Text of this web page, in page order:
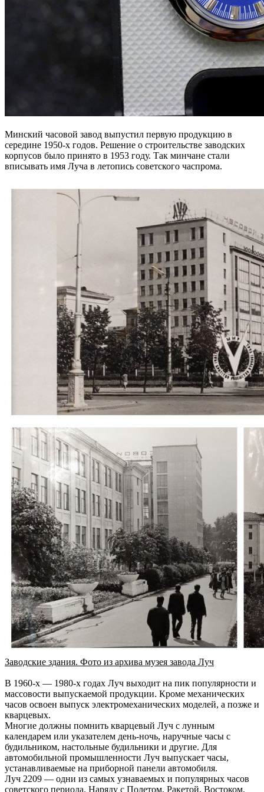
Минский часовой завод выпустил первую продукцию в
середине 1950-х годов. Решение о строительстве заводских
корпусов было принято в 1953 году. Так минчане стали
вписывать имя Луча в летопись советского часпрома.
Заводские здания. Фото из архива музея завода Луч
В 1960-х — 1980-х годах Луч выходит на пик популярности и
массовости выпускаемой продукции. Кроме механических
часов освоен выпуск электромеханических моделей, а позже и
кварцевых.
Многие должны помнить кварцевый Луч с лунным
календарем или указателем день-ночь, наручные часы с
будильником, настольные будильники и другие. Для
автомобильной промышленности Луч выпускает часы,
устанавливаемые на приборной панели автомобиля.
Луч 2209 — одни из самых узнаваемых и популярных часов
советского периода. Наряду с Полетом, Ракетой, Востоком.